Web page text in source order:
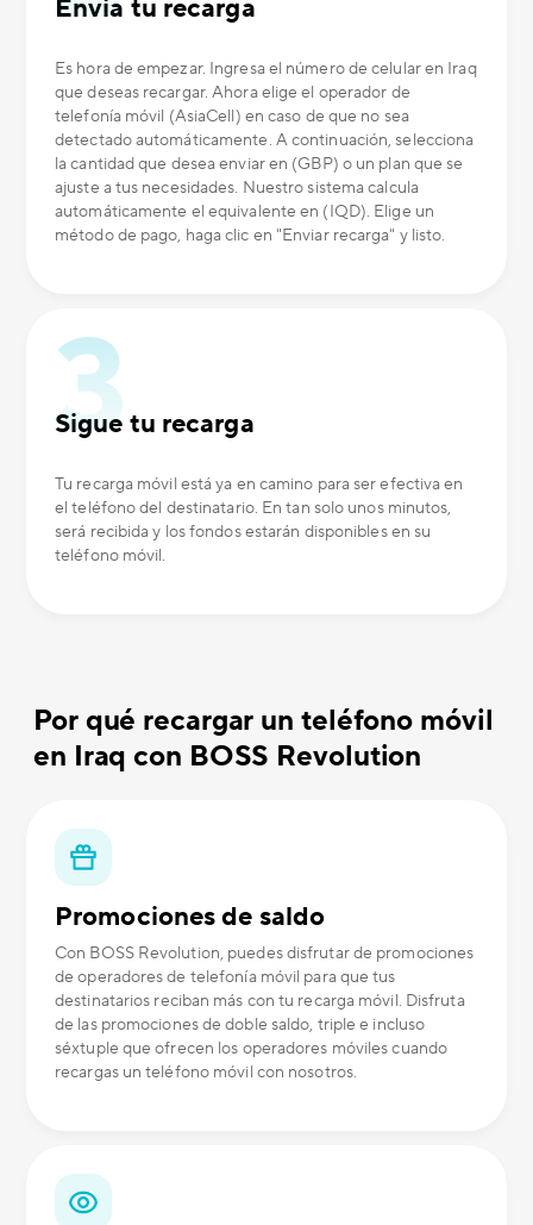
Envía tu recarga
Es hora de empezar. Ingresa el número de celular en Iraq
que deseas recargar. Ahora elige el operador de
telefonía móvil (AsiaCell) en caso de que no sea
detectado automáticamente. A continuación, selecciona
la cantidad que desea enviar en (GBP) o un plan que se
ajuste a tus necesidades. Nuestro sistema calcula
automáticamente el equivalente en (IQD). Elige un
método de pago, haga clic en "Enviar recarga" y listo.
Sigue tu recarga
Tu recarga móvil está ya en camino para ser efectiva en
el teléfono del destinatario. En tan solo unos minutos,
será recibida y los fondos estarán disponibles en su
teléfono móvil.
Por qué recargar un teléfono móvil
en Iraq con BOSS Revolution
Promociones de saldo
Con BOSS Revolution, puedes disfrutar de promociones
de operadores de telefonía móvil para que tus
destinatarios reciban más con tu recarga móvil. Disfruta
de las promociones de doble saldo, triple e incluso
séxtuple que ofrecen los operadores móviles cuando
recargas un teléfono móvil con nosotros.